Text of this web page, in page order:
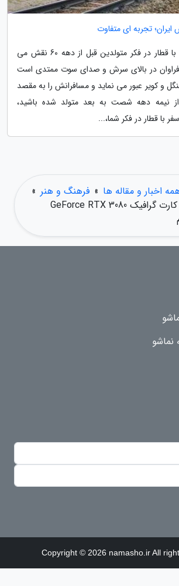
تجربه ای متفاوت
پرده اولی که از سفر با قطار در فکر متولدین قبل از دهه 60 نقش می
فراوان در بالای سرش و صدای سوت ممتدی است
و کویر عبور می نماید و مسافرانش را به مقصد
از نیمه دهه شصت به بعد متولد شده باشید،
با قطار در فکر شما،...
اخبار و مقاله ها » فرهنگ و هنر »
هرآنچه راجع به کارت گرافیک GeForce RTX 3080
نماشو
Copyright © 2026 namasho.ir All